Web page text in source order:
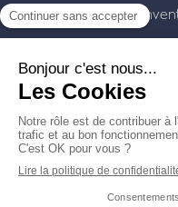
contact@maex-
Commercial &